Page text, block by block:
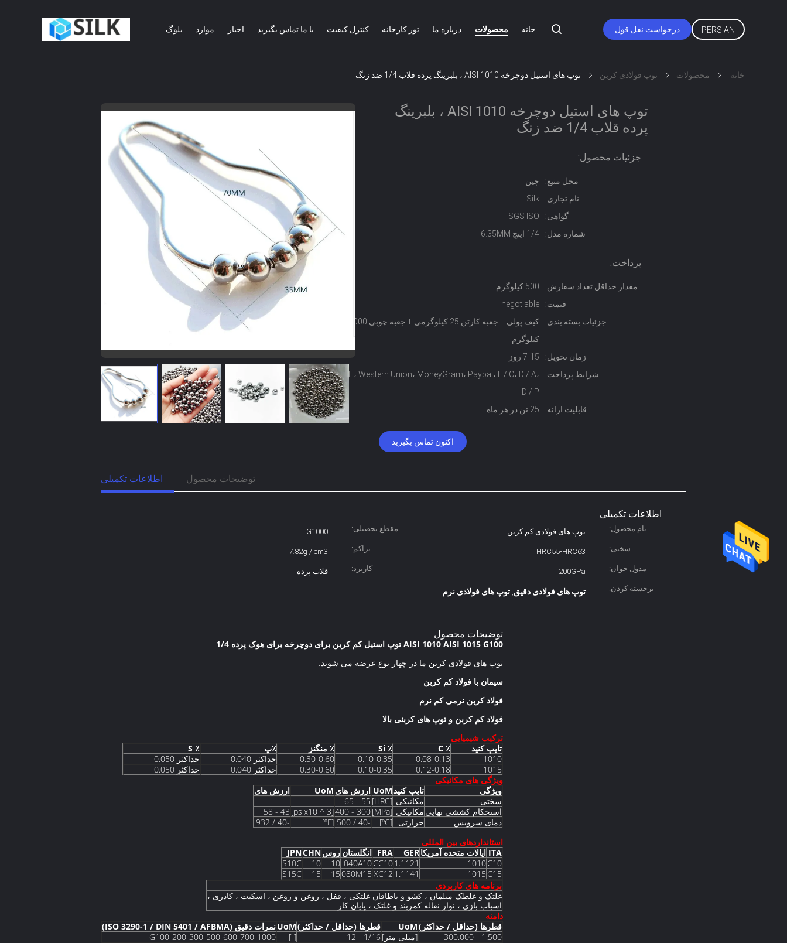
خانه محصولات درباره ما تور کارخانه کنترل کیفیت با ما تماس بگیرید اخبار موارد بلوگ درخواست نقل قول PERSIAN
خانه محصولات توپ فولادی کربن توپ های استیل دوچرخه AISI 1010 ، بلبرینگ پرده قلاب 1/4 ضد زنگ
توپ های استیل دوچرخه AISI 1010 ، بلبرینگ
پرده قلاب 1/4 ضد زنگ
جزئیات محصول:
محل منبع:
چين
نام تجاری:
Silk
گواهی:
SGS ISO
شماره مدل:
1/4 اینچ 6.35MM
پرداخت:
مقدار حداقل تعداد سفارش:
500 کیلوگرم
قیمت:
negotiable
جزئیات بسته بندی:
کیف پولی + جعبه کارتن 25 کیلوگرمی + جعبه چوبی 1000
کیلوگرم
زمان تحویل:
7-15 روز
شرایط پرداخت:
T / T ، Western Union، MoneyGram، Paypal، L / C، D / A،
D / P
قابلیت ارائه:
25 تن در هر ماه
اکنون تماس بگیرید
اطلاعات تکمیلی توضیحات محصول
اطلاعات تکمیلی
نام محصول: توپ های فولادی کم کربن مقطع تحصیلی:
G1000
سختی:
HRC55-HRC63 تراکم:
7.82g / cm3
مدول جوان:
200GPa کاربرد:
قلاب پرده
برجسته کردن:
توپ های فولادی دقیق, توپ های فولادی نرم
توضیحات محصول
AISI 1010 AISI 1015 G100 توپ استیل کم کربن برای دوچرخه برای هوک پرده 1/4
توپ های فولادی کربن ما در چهار نوع عرضه می شوند:
سیمان با فولاد کم کربن
فولاد کربن نرمی کم نرم
فولاد کم کربن و توپ های کربنی بالا
ترکیب شیمیایی
تایپ کنید ٪ C ٪ Si ٪ منگنز ٪پ
٪ S
1010
0.08-0.13
0.10-0.35
0.30-0.60 حداکثر 0.040
حداکثر 0.050
1015
0.12-0.18
0.10-0.35
0.30-0.60 حداکثر 0.040 حداکثر 0.050
ویژگی های مکانیکی
ویژگی تایپ کنیدUoM ارزش های UoM
ارزش های
سختی
مکانیکی [HRC]
55 - 65
-
-
استحکام کششی نهایی مکانیکی [MPa]
300 - 400
[psix10 ^ 3]
43 - 58
دمای سرویس
حرارتی [ºC]
-40 / 500
[ºF]
-40 / 932
استانداردهای بین المللی
ITA ایالات متحده آمریکاGER
FRA انگلستان روسCHN
JPN
C10
1010
1.1121
CC10
040A10
10
10
S10C
C15
1015
1.1141
XC12
080M15
15
15
S15C
برنامه های کاربردی
غلتک و غلطک مبلمان ، کشو و یاطاقان غلتکی ، قفل ، روغن و روغن ، اسکیت ، کادری ،
اسباب بازی ، نوار نقاله کمربند و غلتک ، پایان کار
دامنه
قطرها (حداقل / حداکثر)UoM قطرها (حداقل / حداکثر)UoMنمرات دقیق (ISO 3290-1 / DIN 5401 / AFBMA)
1.500 - 300.000
[میلی متر]1/16 - 12
["]
G100-200-300-500-600-700-1000